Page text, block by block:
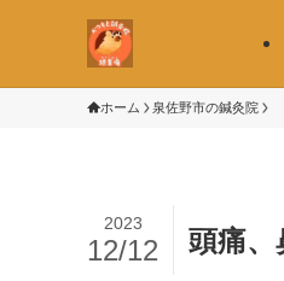
ホーム 泉佐野市の鍼灸院
頭痛、
2023
12/12